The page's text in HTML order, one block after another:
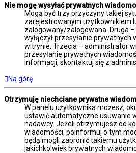
Nie mogę wysyłać prywatnych
Mogą być trzy przyczyny takiej
zarejestrowanym użytkownikiem
zalogowany/zalogowana. Druga
wyłączył przesyłanie prywatnych
witrynie. Trzecia – administrator
przesyłanie prywatnych
informacji, skontaktuj się z
Na górę
Otrzymuję niechciane prywatne
W panelu użytkownika możesz,
ustawić automatyczne usuwanie
nadawcy. Jeżeli otrzymujesz od
wiadomości, poinformuj o tym
będą mogli zabronić takiemu
jakichkolwiek prywatnych